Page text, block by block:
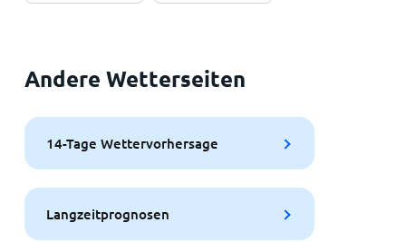
Andere Wetterseiten
14-Tage Wettervorhersage
Langzeitprognosen